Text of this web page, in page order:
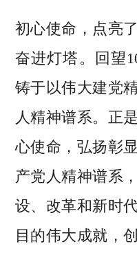
初心使命，点亮
奋进灯塔。回望
铸于以伟大建党
人精神谱系。正
心使命，弘扬彰
产党人精神谱系
设、改革和新时
目的伟大成就，